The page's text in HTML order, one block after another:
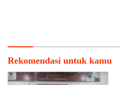
Rekomendasi untuk kamu